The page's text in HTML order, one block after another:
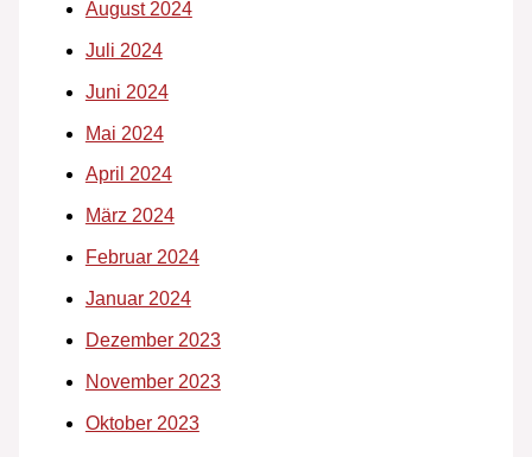
August 2024
Juli 2024
Juni 2024
Mai 2024
April 2024
März 2024
Februar 2024
Januar 2024
Dezember 2023
November 2023
Oktober 2023